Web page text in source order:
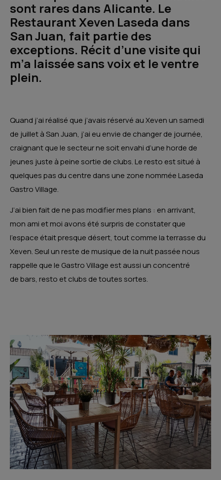
sont rares dans Alicante. Le
Restaurant Xeven Laseda dans
San Juan, fait partie des
exceptions. Récit d’une visite qui
m’a laissée sans voix et le ventre
plein.
Quand j’ai réalisé que j’avais réservé au Xeven un samedi
de juillet à San Juan, j’ai eu envie de changer de journée,
craignant que le secteur ne soit envahi d’une horde de
jeunes juste à peine sortie de clubs. Le resto est situé à
quelques pas du centre dans une zone nommée Laseda
Gastro Village.
J’ai bien fait de ne pas modifier mes plans : en arrivant,
mon ami et moi avons été surpris de constater que
l’espace était presque désert, tout comme la terrasse du
Xeven. Seul un reste de musique de la nuit passée nous
rappelle que le Gastro Village est aussi un concentré
de bars, resto et clubs de toutes sortes.